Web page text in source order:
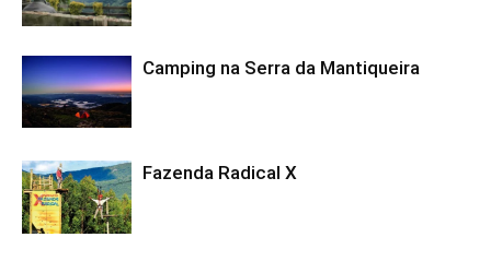
Camping na Serra da Mantiqueira
Fazenda Radical X